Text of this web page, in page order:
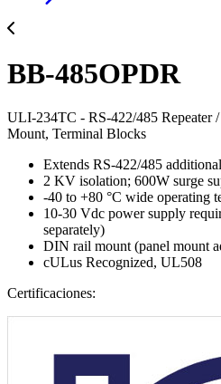
BB-485OPDR
ULI-234TC - RS-422/485 Repeater
Mount, Terminal Blocks
Extends RS-422/485
2 KV isolation; 600W surge
-40 to +80 °C wide operating
10-30 Vdc power supply
separately)
DIN rail mount (panel mount
cULus Recognized, UL508
Certificaciones: